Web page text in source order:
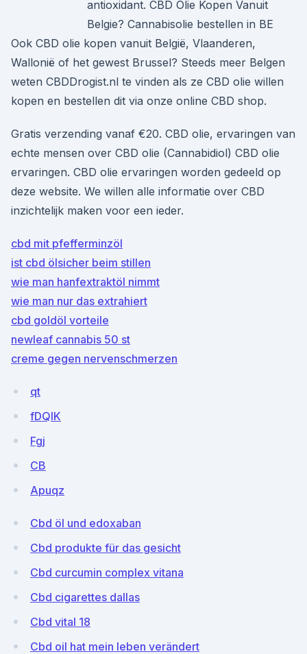
antioxidant. CBD Olie Kopen Vanuit
Belgie? Cannabisolie bestellen in BE
Ook CBD olie kopen vanuit België, Vlaanderen,
Wallonië of het gewest Brussel? Steeds meer Belgen
weten CBDDrogist.nl te vinden als ze CBD olie willen
kopen en bestellen dit via onze online CBD shop.
Gratis verzending vanaf €20. CBD olie, ervaringen van
echte mensen over CBD olie (Cannabidiol) CBD olie
ervaringen. CBD olie ervaringen worden gedeeld op
deze website. We willen alle informatie over CBD
inzichtelijk maken voor een ieder.
cbd mit pfefferminzöl
ist cbd ölsicher beim stillen
wie man hanfextraktöl nimmt
wie man nur das extrahiert
cbd goldöl vorteile
newleaf cannabis 50 st
creme gegen nervenschmerzen
qt
fDQIK
Fgj
CB
Apuqz
Cbd öl und edoxaban
Cbd produkte für das gesicht
Cbd curcumin complex vitana
Cbd cigarettes dallas
Cbd vital 18
Cbd oil hat mein leben verändert